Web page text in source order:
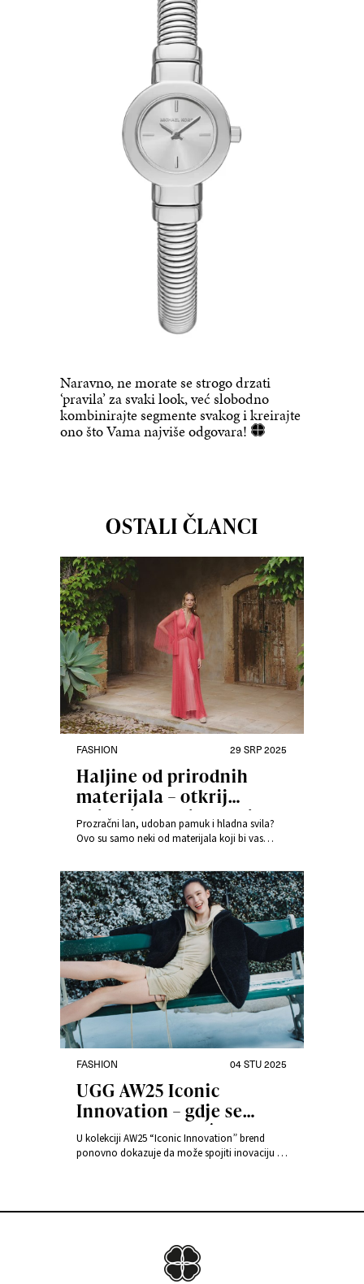
Naravno, ne morate se strogo drzati
‘pravila’ za svaki look, već slobodno
kombinirajte segmente svakog i kreirajte
ono što Vama najviše odgovara!
OSTALI ČLANCI
FASHION 29 SRP 2025
Haljine od prirodnih
materijala – otkrij
najbolje tkanine za ljeto!
Prozračni lan, udoban pamuk i hladna svila?
Ovo su samo neki od materijala koji bi vas
nastavku opisujemo prozračne tkanine za ljeto
koje će vam osigurati udobnost u svakoj
situaciji!
FASHION 04 STU 2025
UGG AW25 Iconic
Innovation – gdje se
udobnost susreće s
ikoničnim stilom
U kolekciji AW25 “Iconic Innovation” brend
ponovno dokazuje da može spojiti inovaciju sa